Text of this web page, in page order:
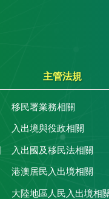
主管法規
移民署業務相關
入出境與役政相關
入出國及移民法相關
港澳居民入出境相關
大陸地區人民入出境相